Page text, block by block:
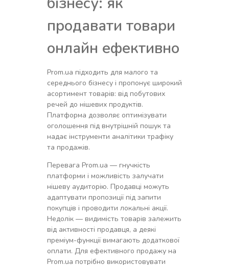
продавати товари
онлайн ефективно
Prom.ua підходить для малого та
середнього бізнесу і пропонує широкий
асортимент товарів: від побутових
речей до нішевих продуктів.
Платформа дозволяє оптимізувати
оголошення під внутрішній пошук та
надає інструменти аналітики трафіку
та продажів.
Перевага Prom.ua — гнучкість
платформи і можливість залучати
нішеву аудиторію. Продавці можуть
адаптувати пропозиції під запити
покупців і проводити локальні акції.
Недолік — видимість товарів залежить
від активності продавця, а деякі
преміум-функції вимагають додаткової
оплати. Для ефективного продажу на
Prom.ua потрібно використовувати